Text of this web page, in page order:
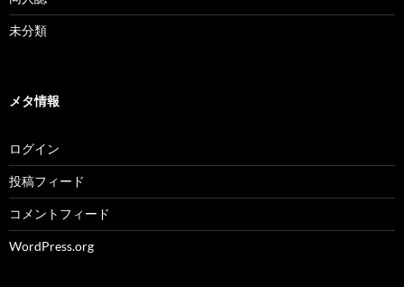
未分類
メタ情報
ログイン
投稿フィード
コメントフィード
WordPress.org